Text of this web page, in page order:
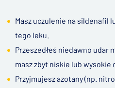
Masz uczulenie na sildenafil
tego leku.
Przeszedłeś niedawno udar
masz zbyt niskie lub wysokie
Przyjmujesz azotany (np.